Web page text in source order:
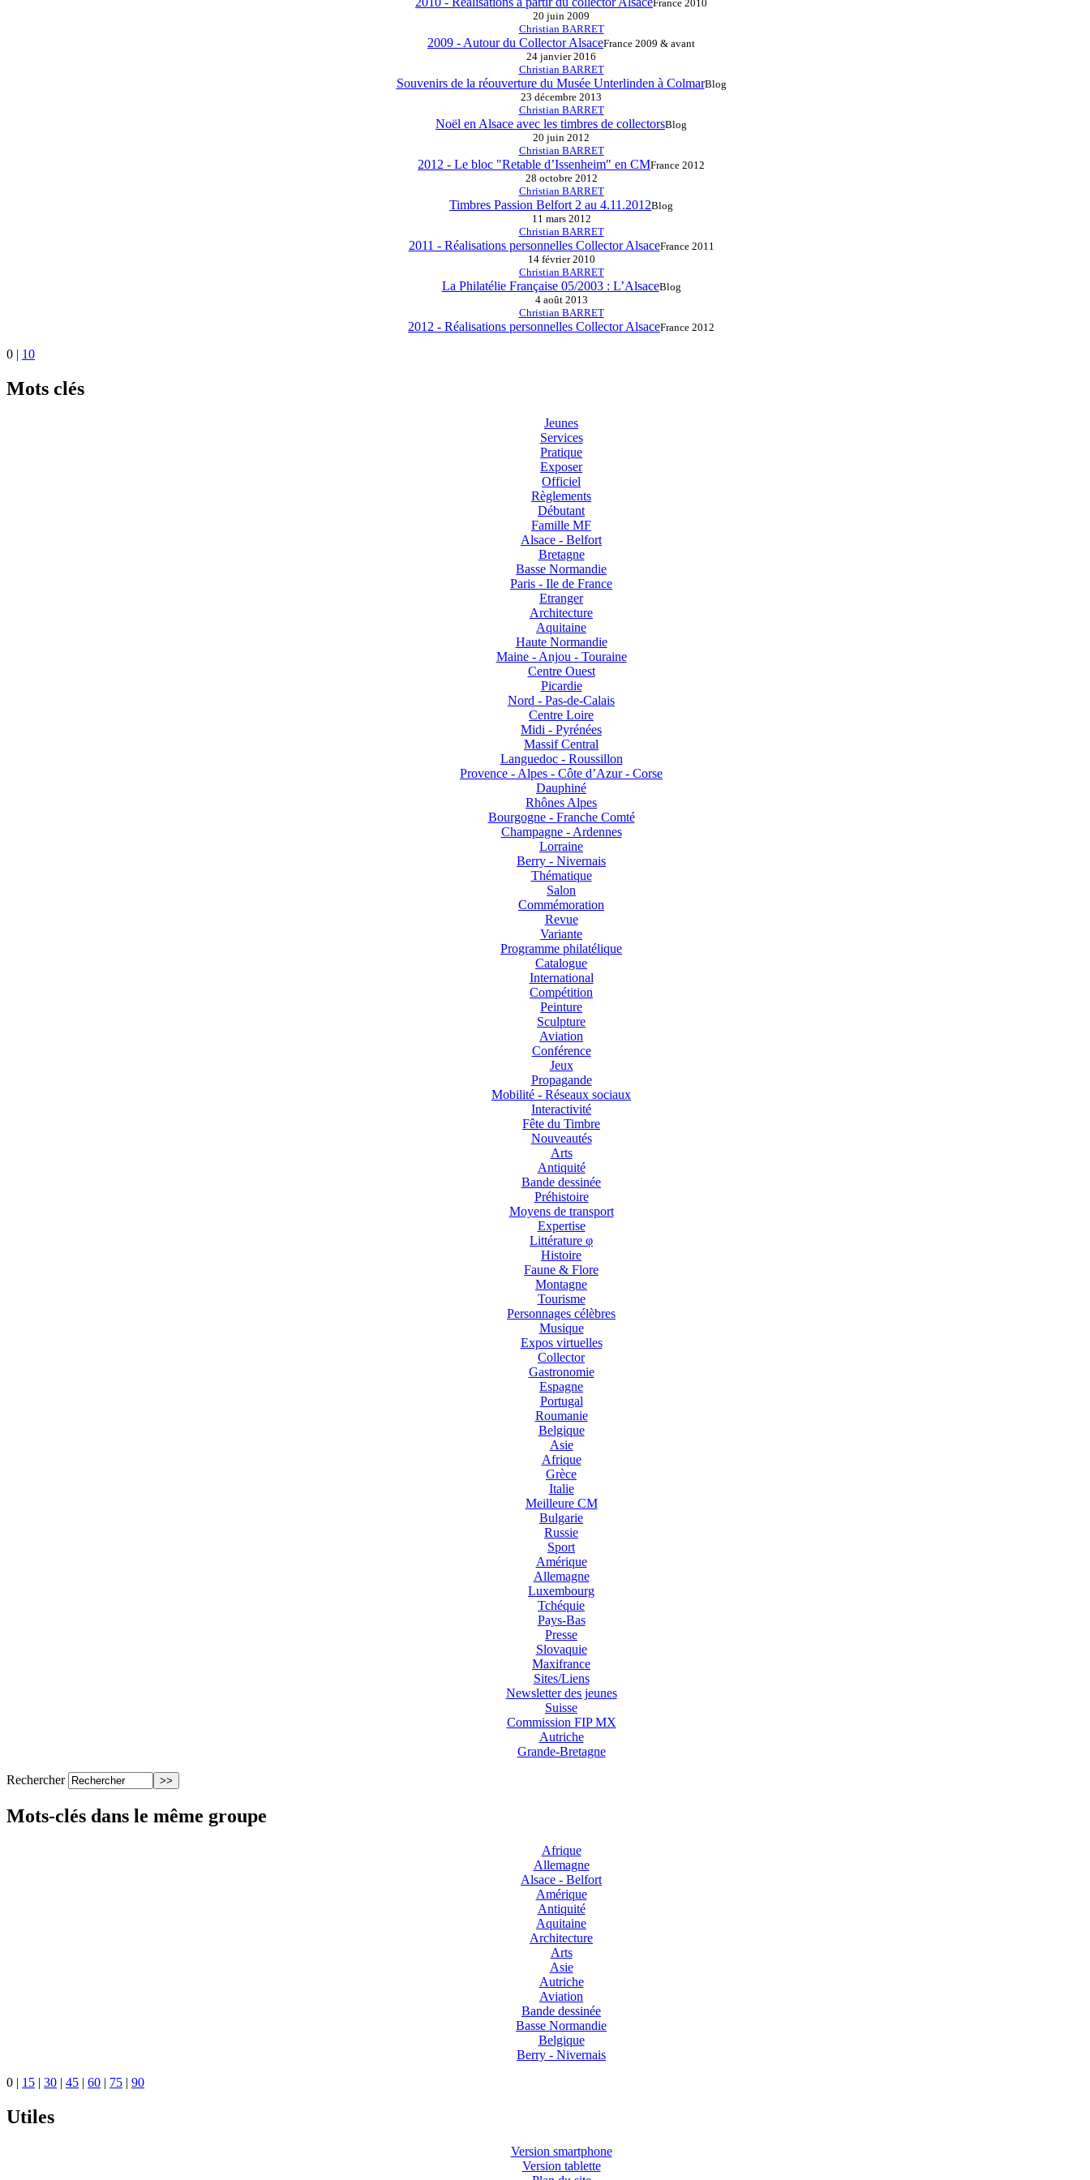
France 2010
20 juin 2009
Christian BARRET
2009 - Autour du Collector AlsaceFrance 2009 & avant
24 janvier 2016
Christian BARRET
Souvenirs de la réouverture du Musée Unterlinden à ColmarBlog
23 décembre 2013
Christian BARRET
Noël en Alsace avec les timbres de collectorsBlog
20 juin 2012
Christian BARRET
2012 - Le bloc "Retable d’Issenheim" en CMFrance 2012
28 octobre 2012
Christian BARRET
Timbres Passion Belfort 2 au 4.11.2012Blog
11 mars 2012
Christian BARRET
2011 - Réalisations personnelles Collector AlsaceFrance 2011
14 février 2010
Christian BARRET
La Philatélie Française 05/2003 : L’AlsaceBlog
4 août 2013
Christian BARRET
2012 - Réalisations personnelles Collector AlsaceFrance 2012
0 | 10
Mots clés
Jeunes
Services
Pratique
Exposer
Officiel
Règlements
Débutant
Famille MF
Alsace - Belfort
Bretagne
Basse Normandie
Paris - Ile de France
Etranger
Architecture
Aquitaine
Haute Normandie
Maine - Anjou - Touraine
Centre Ouest
Picardie
Nord - Pas-de-Calais
Centre Loire
Midi - Pyrénées
Massif Central
Languedoc - Roussillon
Provence - Alpes - Côte d’Azur - Corse
Dauphiné
Rhônes Alpes
Bourgogne - Franche Comté
Champagne - Ardennes
Lorraine
Berry - Nivernais
Thématique
Salon
Commémoration
Revue
Variante
Programme philatélique
Catalogue
International
Compétition
Peinture
Sculpture
Aviation
Conférence
Jeux
Propagande
Mobilité - Réseaux sociaux
Interactivité
Fête du Timbre
Nouveautés
Arts
Antiquité
Bande dessinée
Préhistoire
Moyens de transport
Expertise
Littérature φ
Histoire
Faune & Flore
Montagne
Tourisme
Personnages célèbres
Musique
Expos virtuelles
Collector
Gastronomie
Espagne
Portugal
Roumanie
Belgique
Asie
Afrique
Grèce
Italie
Meilleure CM
Bulgarie
Russie
Sport
Amérique
Allemagne
Luxembourg
Tchéquie
Pays-Bas
Presse
Slovaquie
Maxifrance
Sites/Liens
Newsletter des jeunes
Suisse
Commission FIP MX
Autriche
Grande-Bretagne
Rechercher
Mots-clés dans le même groupe
Afrique
Allemagne
Alsace - Belfort
Amérique
Antiquité
Aquitaine
Architecture
Arts
Asie
Autriche
Aviation
Bande dessinée
Basse Normandie
Belgique
Berry - Nivernais
0 | 15 | 30 | 45 | 60 | 75 | 90
Utiles
Version smartphone
Version tablette